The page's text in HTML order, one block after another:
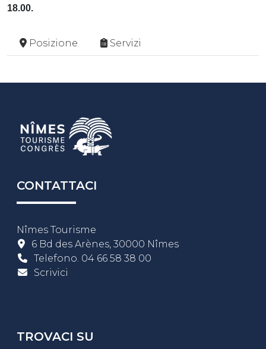
18.00.
Posizione Servizi
CONTATTACI
Nîmes Tourisme
6 Bd des Arènes, 30000 Nîmes
Telefono. 04 66 58 38 00
Scrivici
TROVACI SU